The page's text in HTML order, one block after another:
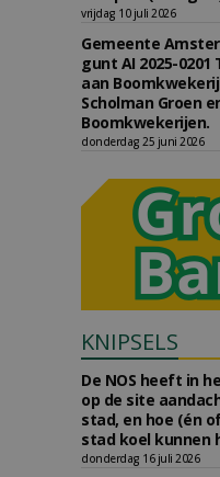
vrijdag 10 juli 2026
Gemeente
gunt AI 2025-
aan Boomkwekerij
Scholman Groen
Boomkwekerijen.
donderdag 25 juni 2026
KNIPSELS
De NOS heeft in
op de site
stad, en hoe (én
stad koel kunnen
donderdag 16 juli 2026